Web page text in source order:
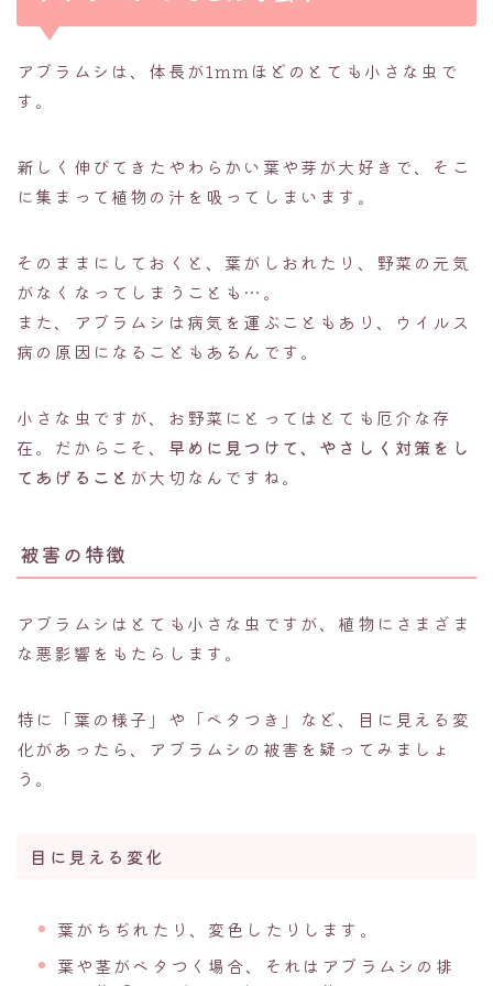
アブラムシは、体長が1mmほどのとても小さな虫で
す。
新しく伸びてきたやわらかい葉や芽が大好きで、そこ
に集まって植物の汁を吸ってしまいます。
そのままにしておくと、葉がしおれたり、野菜の元気
がなくなってしまうことも…。
また、アブラムシは病気を運ぶこともあり、ウイルス
病の原因になることもあるんです。
小さな虫ですが、お野菜にとってはとても厄介な存
在。だからこそ、 早めに見つけて、やさしく対策をし
てあげること が大切なんですね。
被害の特徴
アブラムシはとても小さな虫ですが、植物にさまざま
な悪影響をもたらします。
特に「葉の様子」や「ベタつき」など、目に見える変
化があったら、アブラムシの被害を疑ってみましょ
う。
目に見える変化
葉がちぢれたり、変色したりします。
葉や茎がベタつく場合、それはアブラムシの排